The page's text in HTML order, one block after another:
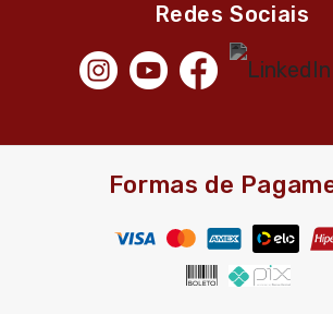
Redes Sociais
Formas de